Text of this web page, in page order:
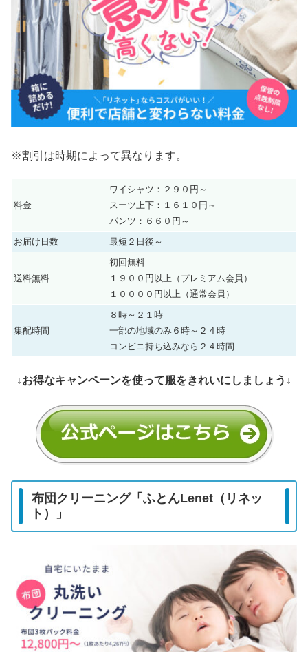
※割引は時期によって異なります。
料金
ワイシャツ：２９０円～
スーツ上下：１６１０円～
パンツ：６６０円～
お届け日数
最短２日後～
送料無料
初回無料
１９００円以上（プレミアム会員）
１００００円以上（通常会員）
集配時間
８時～２１時
一部の地域のみ６時～２４時
コンビニ持ち込みなら２４時間
↓お得なキャンペーンを使って服をきれいにしましょう↓
布団クリーニング「ふとんLenet（リネッ
ト）」